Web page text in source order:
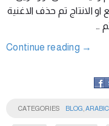
الانتاج تم حذف الاغنية
…
Continue reading →
CATEGORIES BLOG ARABIC